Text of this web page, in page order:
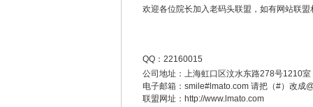
欢迎各位院长加入老码头联盟，如有网站联
QQ：22160015
公司地址：上海虹口区汶水东路278号1210室
电子邮箱：smile# lmato.com 请把（#）改成
联盟网址：http://www.lmato.com